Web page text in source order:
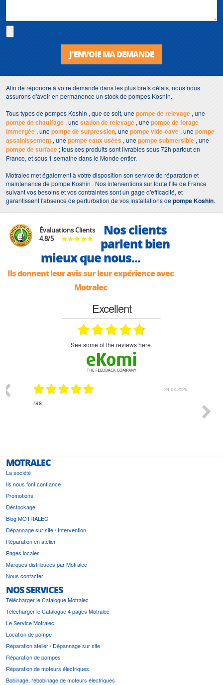
J'ENVOIE MA DEMANDE
Afin de répondre à votre demande dans les plus brefs délais, nous nous
assurons d'avoir en permanence un stock de pompes Koshin.
Tous types de pompes Koshin , que ce soit, unepompe de relevage , une
pompe de chauffage , unestation de relevage , unepompe de forage
immergée , unepompe de surpression, unepompe vide-cave , unepompe
assainissement , unepompe eaux usées , unepompe submersible , une
pompe de surface ; tous ces produits sont livrables sous 72h partout en
France, et sous 1 semaine dans le Monde entier.
Motralec met également à votre disposition son service de réparation et
maintenance de pompe Koshin . Nos interventions sur toute l'Ile de France
suivant vos besoins et vos contraintes sont un gage d'efficacité, et
garantissent l'absence de perturbation de vos installations depompe Koshin.
Évaluations Clients
4.8/5
Nos clients
parlent bien
mieux que nous...
Ils donnent leur avis sur leur expérience avec
Motralec
Excellent
see some of the reviews here.
24.07.2026
ras
MOTRALEC
La société
Ils nous font confiance
Promotions
Déstockage
Blog MOTRALEC
Dépannage sur site / Intervention
Réparation en atelier
Pages locales
Marques distribuées par Motralec
Nous contacter
NOS SERVICES
Télécharger le Catalogue Motralec
Télécharger le Catalogue 4 pages Motralec
Le Service Motralec
Location de pompe
Réparation atelier / Dépannage sur site
Réparation de pompes
Réparation de moteurs électriques
Bobinage, rebobinage de moteurs électriques